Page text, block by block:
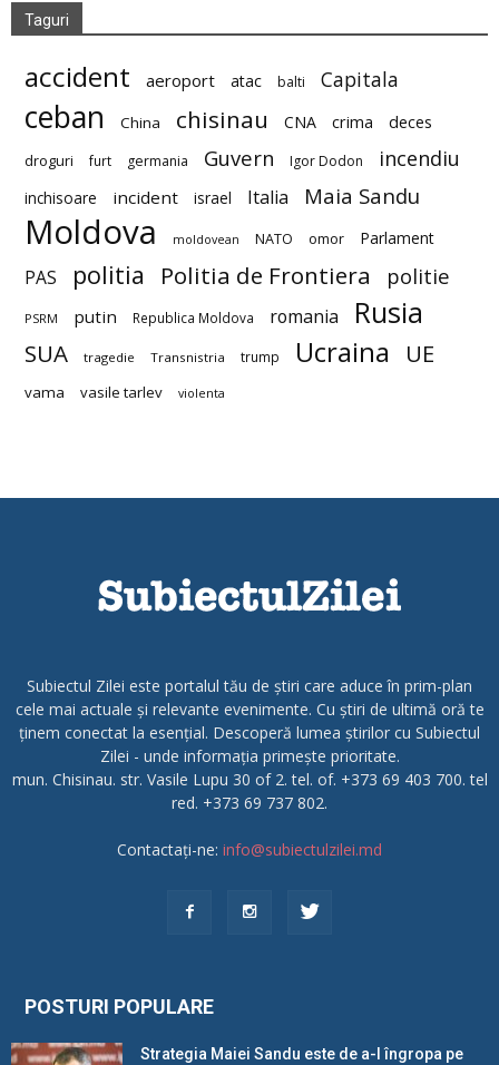
Taguri
accident aeroport atac balti Capitala
ceban China chisinau CNA crima deces
droguri furt germania Guvern Igor Dodon incendiu
inchisoare incident israel Italia Maia Sandu
Moldova moldovean NATO omor Parlament
PAS politia Politia de Frontiera politie
PSRM putin Republica Moldova romania Rusia
SUA tragedie Transnistria trump Ucraina UE
vama vasile tarlev violenta
Subiectul Zilei este portalul tău de știri care aduce în prim-plan
cele mai actuale și relevante evenimente. Cu știri de ultimă oră te
ținem conectat la esențial. Descoperă lumea știrilor cu Subiectul
Zilei - unde informația primește prioritate.
mun. Chisinau. str. Vasile Lupu 30 of 2. tel. of. +373 69 403 700. tel
red. +373 69 737 802.
Contactați-ne: info@subiectulzilei.md
POSTURI POPULARE
Strategia Maiei Sandu este de a-l îngropa pe